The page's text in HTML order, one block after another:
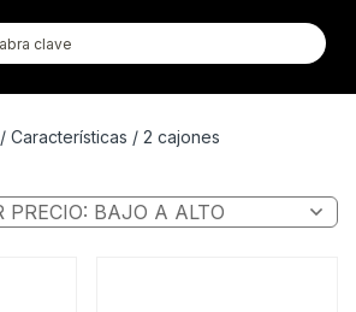
/ Características / 2 cajones